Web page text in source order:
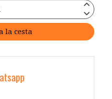
la cesta